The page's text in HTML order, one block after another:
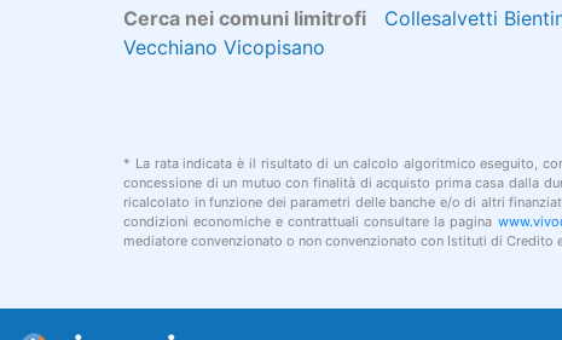
Cerca nei comuni limitrofi
Collesalvetti
Vecchiano Vicopisano
* La rata indicata è il risultato di un calcolo algoritmico eseguito,
concessione di un mutuo con finalità di acquisto prima casa dalla
ricalcolato in funzione dei parametri delle banche e/o di altri
condizioni economiche e contrattuali consultare la pagina
mediatore convenzionato o non convenzionato con Istituti di